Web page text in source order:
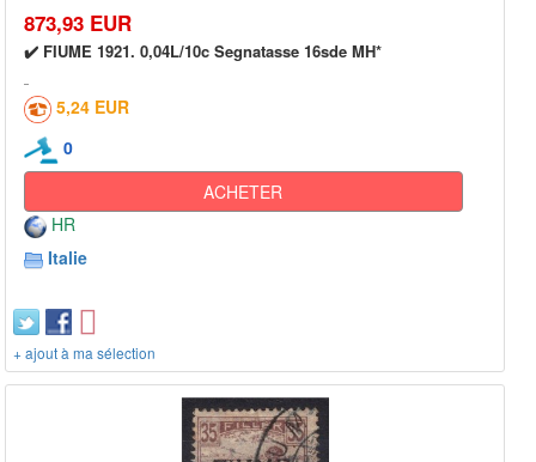
873,93 EUR
✔️ FIUME 1921. 0,04L/10c Segnatasse 16sde MH*
5,24 EUR
0
ACHETER
HR
Italie
+ ajout à ma sélection